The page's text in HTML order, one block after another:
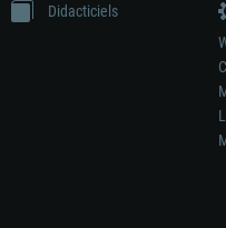
Didacticiels